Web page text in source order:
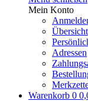
Mein Konto
Übersicht
Adressen
Warenkorb 0